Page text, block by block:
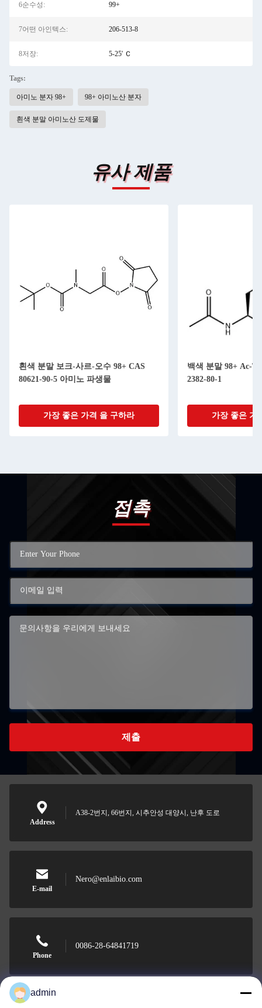
6순수성: 99+
7어떤 아인텍스: 206-513-8
8저장: 5-25' Ｃ
Tags:
아미노 분자 98+ 98+ 아미노산 분자
흰색 분말 아미노산 도제물
유사 제품
흰색 분말 보크-사르-오수 98+ CAS
80621-90-5 아미노 파생물
가장 좋은 가격 을 구하라
백색 분말 98+ Ac-
2382-80-1
가장 좋은 가
접촉
제출
Address
A38-2번지, 66번지, 시추안성 대양시, 난후 도로
E-mail
Nero@enlaibio.com
Phone
0086-28-64841719
admin